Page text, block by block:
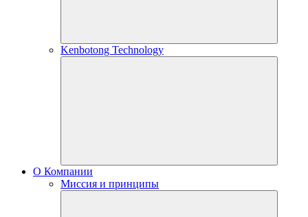
Kenbotong Technology
О Компании
Миссия и принципы